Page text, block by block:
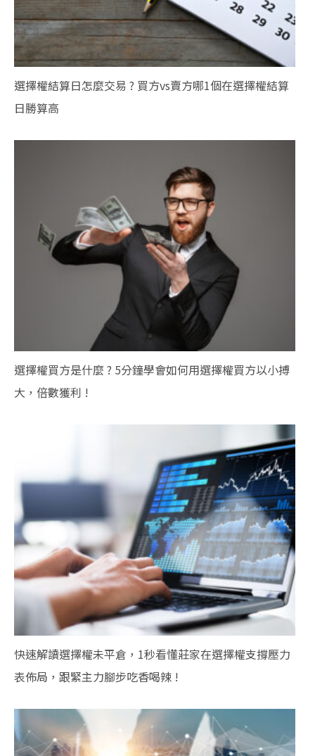
選擇權結算日怎麼交易 ? 買方vs賣方哪1個在選擇權結算
日勝算高
選擇權買方是什麼 ? 5分鐘學會如何用選擇權買方以小搏
大，倍數獲利 !
快速解讀選擇權未平倉，1秒看懂莊家在選擇權支撐壓力
表佈局，跟緊主力腳步吃香喝辣 !